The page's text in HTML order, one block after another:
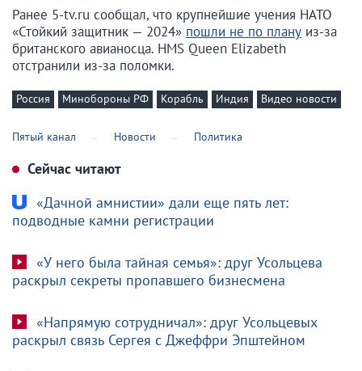
Ранее 5-tv.ru сообщал, что крупнейшие учения НАТО
«Стойкий защитник — 2024» пошли не по плану из-за
британского авианосца. HMS Queen Elizabeth
отстранили из-за поломки.
Россия Минобороны РФ Корабль Индия Видео новости
Пятый канал Новости Политика
Сейчас читают
«Дачной амнистии» дали еще пять лет:
подводные камни регистрации
«У него была тайная семья»: друг Усольцева
раскрыл секреты пропавшего бизнесмена
«Напрямую сотрудничал»: друг Усольцевых
раскрыл связь Сергея с Джеффри Эпштейном